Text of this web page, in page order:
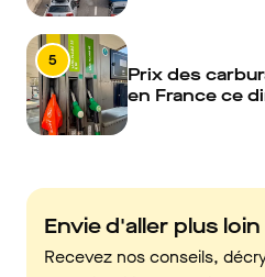
5
Prix des
en France ce
Envie d'aller plus
Recevez nos conseils,